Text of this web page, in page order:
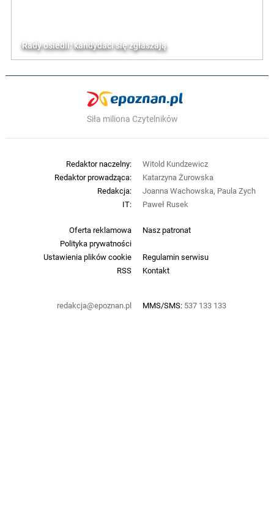
Rady osiedli: kandydaci się zgłaszają
Siła miliona Czytelników
Oferta reklamowa
Nasz patronat
Polityka prywatności
Ustawienia plików cookie
Regulamin serwisu
RSS
Kontakt
redakcja@epoznan.pl MMS/SMS: 537 133 133
Redaktor naczelny:
Witold Kundzewicz
Redaktor prowadząca:
Katarzyna Żurowska
Redakcja:
Joanna Wachowska, Paula Zych
IT:
Paweł Rusek